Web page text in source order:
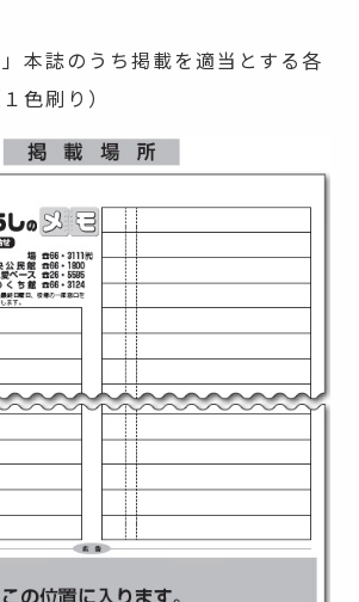
」本誌のうち掲載を適当とする各
色刷り）